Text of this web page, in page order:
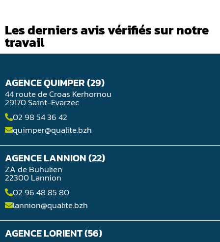
Les derniers avis vérifiés sur notre
travail
AGENCE QUIMPER (29)
44 route de Croas Kerhornou
29170 Saint-Evarzec
02 98 54 36 42
quimper@qualite.bzh
AGENCE LANNION (22)
ZA de Buhulien
22300 Lannion
02 96 48 85 80
lannion@qualite.bzh
AGENCE LORIENT (56)